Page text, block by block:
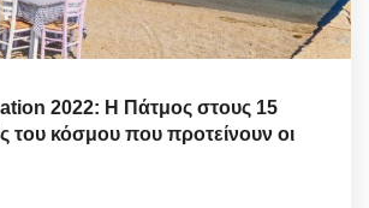
2022: Η Πάτμος στους 15
του κόσμου που προτείνουν οι